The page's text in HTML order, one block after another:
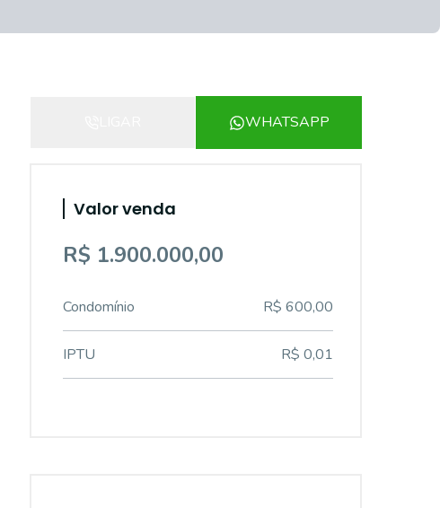
WHATSAPP
Valor venda
R$ 1.900.000,00
Condomínio R$ 600,00
IPTU R$ 0,01